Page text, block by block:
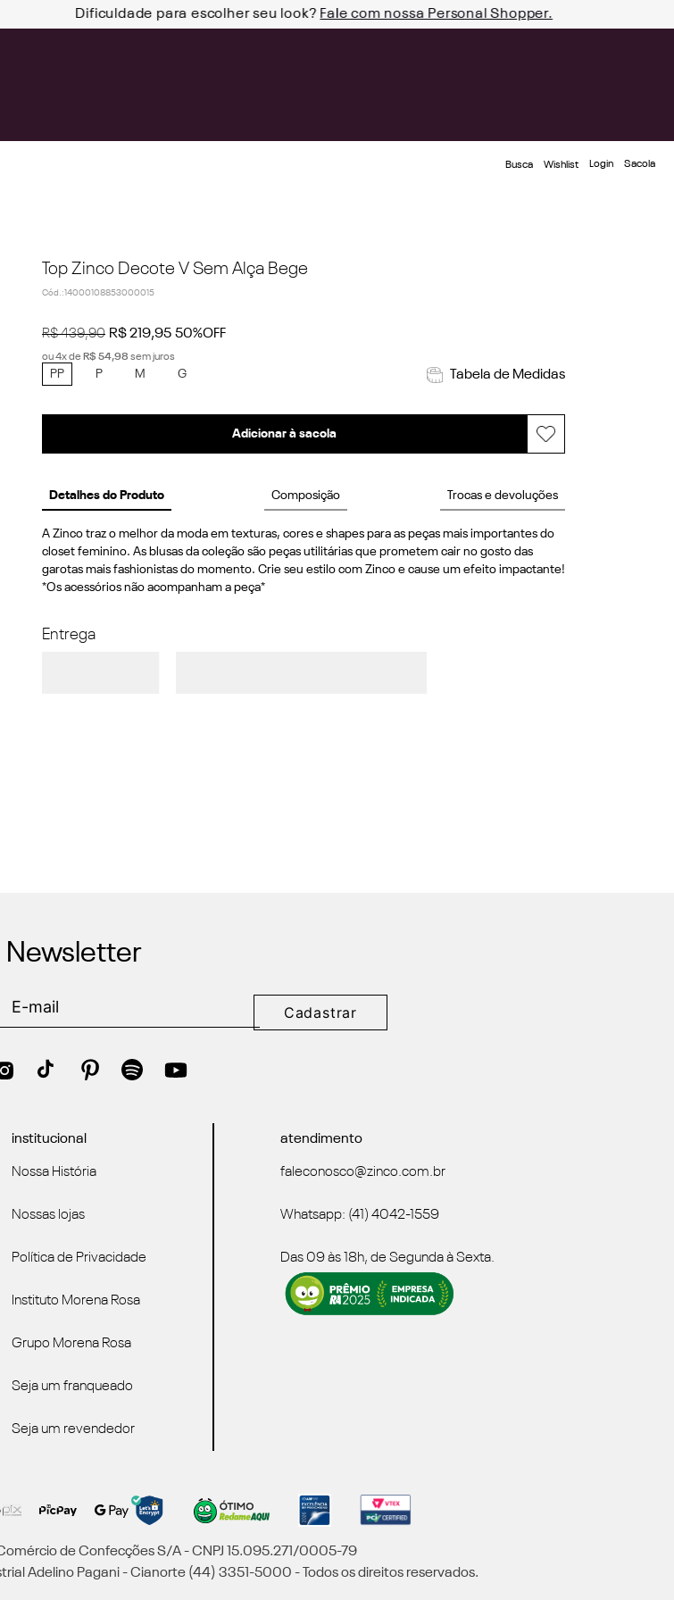
Dificuldade para escolher seu look? Fale com nossa Personal Shopper.
Busca Wishlist Login
Top Zinco Decote V Sem Alça Bege
Cód. :14000108853000015
R$ 439,90 R$219,95 50%OFF
ou4x de R$ 54,98 sem juros
PP P M G Tabela de Medidas
Adicionar à sacola
Detalhes do Produto Composição Trocas e devoluções
A Zinco traz o melhor da moda em texturas, cores e shapes para as peças mais importantes do
closet feminino. As blusas da coleção são peças utilitárias que prometem cair no gosto das
garotas mais fashionistas do momento. Crie seu estilo com Zinco e cause um efeito impactante!
*Os acessórios não acompanham a peça*
Entrega
Newsletter
Cadastrar
institucional
Nossa História
Nossas lojas
Política de Privacidade
Instituto Morena Rosa
Grupo Morena Rosa
Seja um franqueado
Seja um revendedor
atendimento
faleconosco@zinco.com.br
Whatsapp: (41) 4042-1559
Das 09 às 18h, de Segunda à Sexta.
de Confecções S/A - CNPJ 15.095.271/0005-79
Adelino Pagani - Cianorte (44) 3351-5000 - Todos os direitos reservados.